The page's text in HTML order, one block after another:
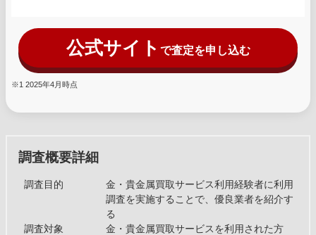
公式サイト で査定を申し込む
※1 2025年4月時点
調査概要詳細
調査目的
金・貴金属買取サービス利用経験者に利用
調査を実施することで、優良業者を紹介す
る
調査対象
金・貴金属買取サービスを利用された方